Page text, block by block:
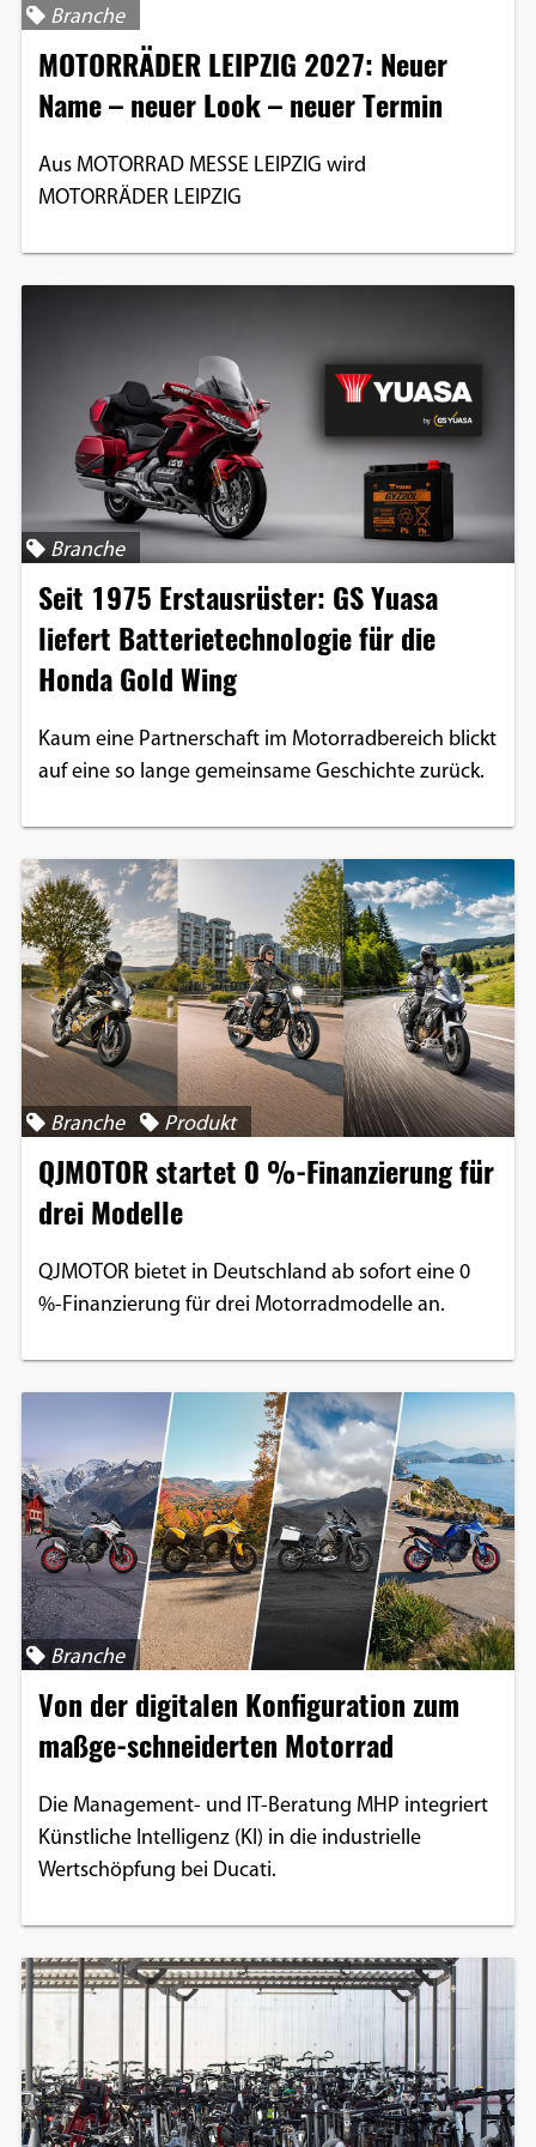
Branche
MOTORRÄDER LEIPZIG 2027: Neuer
Name – neuer Look – neuer Termin
Aus MOTORRAD MESSE LEIPZIG wird
MOTORRÄDER LEIPZIG
Branche
Seit 1975 Erstausrüster: GS Yuasa
liefert Batterietechnologie für die
Honda Gold Wing
Kaum eine Partnerschaft im Motorradbereich blickt
auf eine so lange gemeinsame Geschichte zurück.
Branche Produkt
QJMOTOR startet 0 %-Finanzierung für
drei Modelle
QJMOTOR bietet in Deutschland ab sofort eine 0
%-Finanzierung für drei Motorradmodelle an.
Branche
Von der digitalen Konfiguration zum
maßge-schneiderten Motorrad
Die Management- und IT-Beratung MHP integriert
Künstliche Intelligenz (KI) in die industrielle
Wertschöpfung bei Ducati.
Einverständnis-Optionen des Benutzers
Cookie Laufzeit:
1 Jahr
Um Inhalte von Videoplattformen und
Social Media Plattformen anzeigen zu
YouTube
Vimeo
Anbieter:
Google